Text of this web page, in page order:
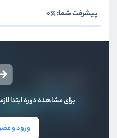
پیشرفت شما:٪0
برای مشاهده دوره ابتدا
ورود و